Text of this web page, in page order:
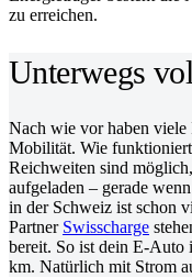
zu erreichen.
Unterwegs
Nach wie vor haben viele
Mobilität. Wie
Reichweiten sind
aufgeladen – gerade
in der Schweiz ist schon
Partner Swisscharge
bereit. So ist dein E-
km. Natürlich mit Strom